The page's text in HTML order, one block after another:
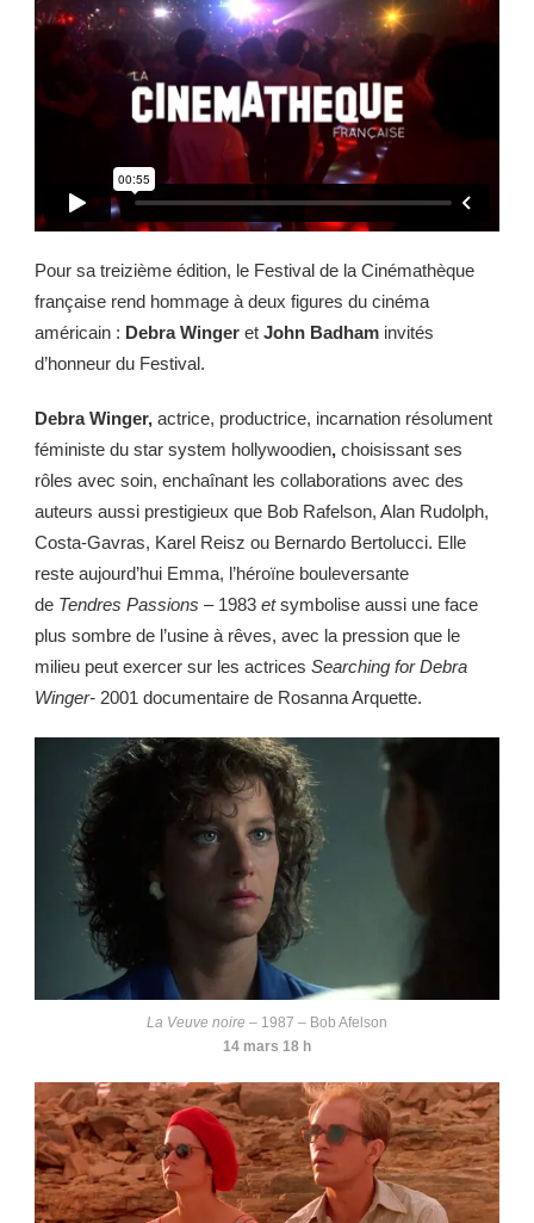
Pour sa treizième édition, le Festival de la Cinémathèque
française rend hommage à deux figures du cinéma
américain : Debra Winger et John Badham invités
d’honneur du Festival.
Debra Winger, actrice, productrice, incarnation résolument
féministe du star system hollywoodien, choisissant ses
rôles avec soin, enchaînant les collaborations avec des
auteurs aussi prestigieux que Bob Rafelson, Alan Rudolph,
Costa-Gavras, Karel Reisz ou Bernardo Bertolucci. Elle
reste aujourd’hui Emma, l’héroïne bouleversante
de Tendres Passions – 1983 etsymbolise aussi une face
plus sombre de l’usine à rêves, avec la pression que le
milieu peut exercer sur les actrices Searching for Debra
Winger- 2001 documentaire de Rosanna Arquette.
La Veuve noire – 1987 – Bob Afelson
14 mars 18 h